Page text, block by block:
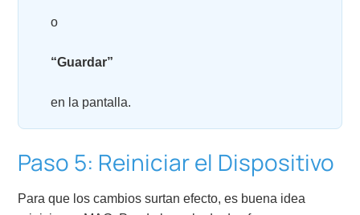
o
“Guardar”
en la pantalla.
Paso 5: Reiniciar el Dispositivo
Para que los cambios surtan efecto, es buena idea